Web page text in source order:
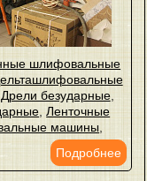
шлифовальные
Дрели безударные,
,Ленточные
машины
Подробнее